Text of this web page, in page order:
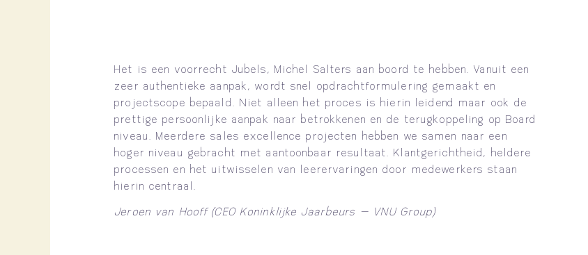
Het is een voorrecht Jubels, Michel Salters aan boord te hebben. Vanuit een
zeer authentieke aanpak, wordt snel opdrachtformulering gemaakt en
projectscope bepaald. Niet alleen het proces is hierin leidend maar ook de
prettige persoonlijke aanpak naar betrokkenen en de terugkoppeling op Board
niveau. Meerdere sales excellence projecten hebben we samen naar een
hoger niveau gebracht met aantoonbaar resultaat. Klantgerichtheid, heldere
processen en het uitwisselen van leerervaringen door medewerkers staan
hierin centraal.
Jeroen van Hooff (CEO Koninklijke Jaarbeurs – VNU Group)